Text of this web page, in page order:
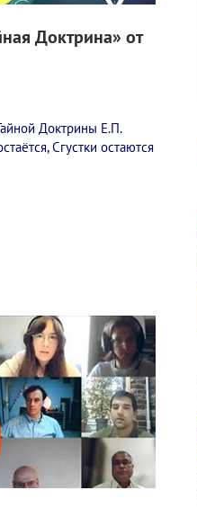
Доктрина» от
Доктрины Е.П.
Сгустки остаются